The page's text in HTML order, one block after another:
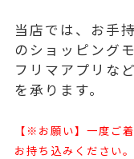
当店では、お手
のショッピング
フリマアプリな
を承ります。
【※お願い】一度ご
お持ち込みください